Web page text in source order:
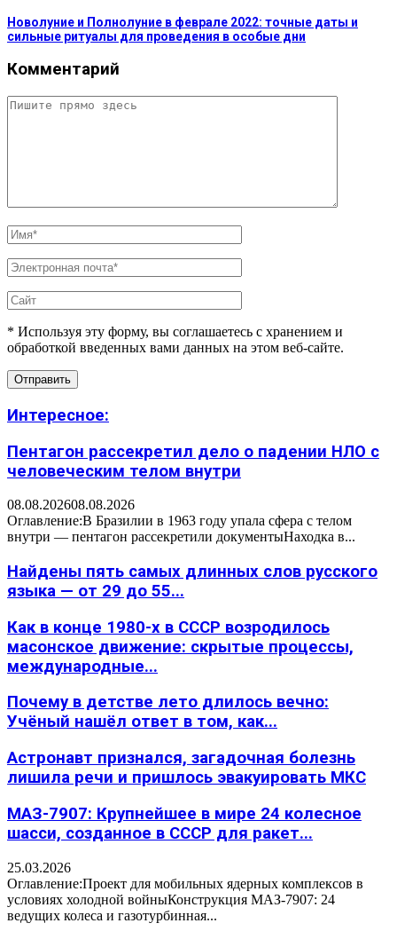
Новолуние и Полнолуние в феврале 2022: точные даты и
сильные ритуалы для проведения в особые дни
Комментарий
* Используя эту форму, вы соглашаетесь с хранением и
обработкой введенных вами данных на этом веб-сайте.
Интересное:
Пентагон рассекретил дело о падении НЛО с
человеческим телом внутри
08.08.202608.08.2026
Оглавление:В Бразилии в 1963 году упала сфера с телом
внутри — пентагон рассекретили документыНаходка в...
Найдены пять самых длинных слов русского
языка — от 29 до 55...
Как в конце 1980-х в СССР возродилось
масонское движение: скрытые процессы,
международные...
Почему в детстве лето длилось вечно:
Учёный нашёл ответ в том, как...
Астронавт признался, загадочная болезнь
лишила речи и пришлось эвакуировать МКС
МАЗ-7907: Крупнейшее в мире 24 колесное
шасси, созданное в СССР для ракет...
25.03.2026
Оглавление:Проект для мобильных ядерных комплексов в
условиях холодной войныКонструкция МАЗ-7907: 24
ведущих колеса и газотурбинная...